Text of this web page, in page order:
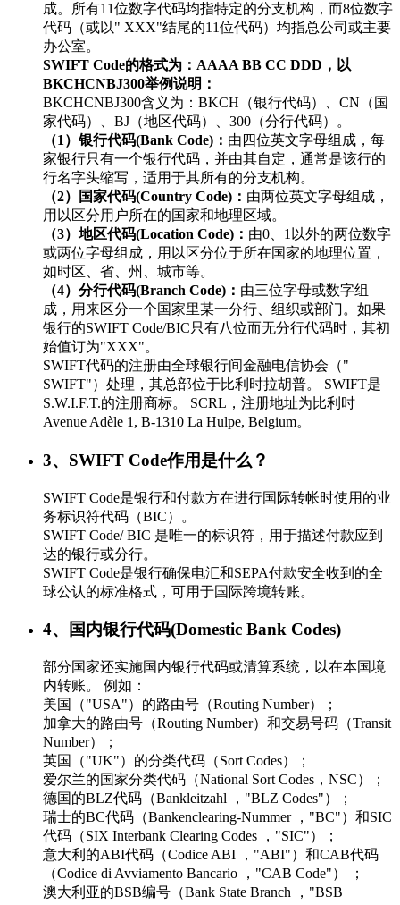
成。所有11位数字代码均指特定的分支机构，而8位数字
代码（或以" XXX"结尾的11位代码）均指总公司或主要
办公室。
SWIFT Code的格式为：AAAA BB CC DDD，以
BKCHCNBJ300举例说明：
BKCHCNBJ300含义为：BKCH（银行代码）、CN（国
家代码）、BJ（地区代码）、300（分行代码）。
（1）银行代码(Bank Code)： 由四位英文字母组成，每
家银行只有一个银行代码，并由其自定，通常是该行的
行名字头缩写，适用于其所有的分支机构。
（2）国家代码(Country Code)： 由两位英文字母组成，
用以区分用户所在的国家和地理区域。
（3）地区代码(Location Code)： 由0、1以外的两位数字
或两位字母组成，用以区分位于所在国家的地理位置，
如时区、省、州、城市等。
（4）分行代码(Branch Code)： 由三位字母或数字组
成，用来区分一个国家里某一分行、组织或部门。如果
银行的SWIFT Code/BIC只有八位而无分行代码时，其初
始值订为"XXX"。
SWIFT代码的注册由全球银行间金融电信协会（"
SWIFT"）处理，其总部位于比利时拉胡普。 SWIFT是
S.W.I.F.T.的注册商标。 SCRL，注册地址为比利时
Avenue Adèle 1, B-1310 La Hulpe, Belgium。
3、SWIFT Code作用是什么？
SWIFT Code是银行和付款方在进行国际转帐时使用的业
务标识符代码（BIC）。
SWIFT Code/ BIC 是唯一的标识符，用于描述付款应到
达的银行或分行。
SWIFT Code是银行确保电汇和SEPA付款安全收到的全
球公认的标准格式，可用于国际跨境转账。
4、国内银行代码(Domestic Bank Codes)
部分国家还实施国内银行代码或清算系统，以在本国境
内转账。 例如：
美国（"USA"）的路由号（Routing Number）；
加拿大的路由号（Routing Number）和交易号码（Transit
Number）；
英国（"UK"）的分类代码（Sort Codes）；
爱尔兰的国家分类代码（National Sort Codes，NSC）；
德国的BLZ代码（Bankleitzahl ，"BLZ Codes"）；
瑞士的BC代码（Bankenclearing-Nummer ，"BC"）和SIC
代码（SIX Interbank Clearing Codes ，"SIC"）；
意大利的ABI代码（Codice ABI ，"ABI"）和CAB代码
（Codice di Avviamento Bancario ，"CAB Code"） ；
澳大利亚的BSB编号（Bank State Branch ，"BSB